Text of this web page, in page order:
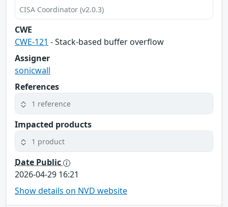
CISA Coordinator (v2.0.3)
CWE
CWE-121 - Stack-based buffer overflow
Assigner
sonicwall
References
1 reference
Impacted products
1 product
Date Public
2026-04-29 16:21
Show details on NVD website